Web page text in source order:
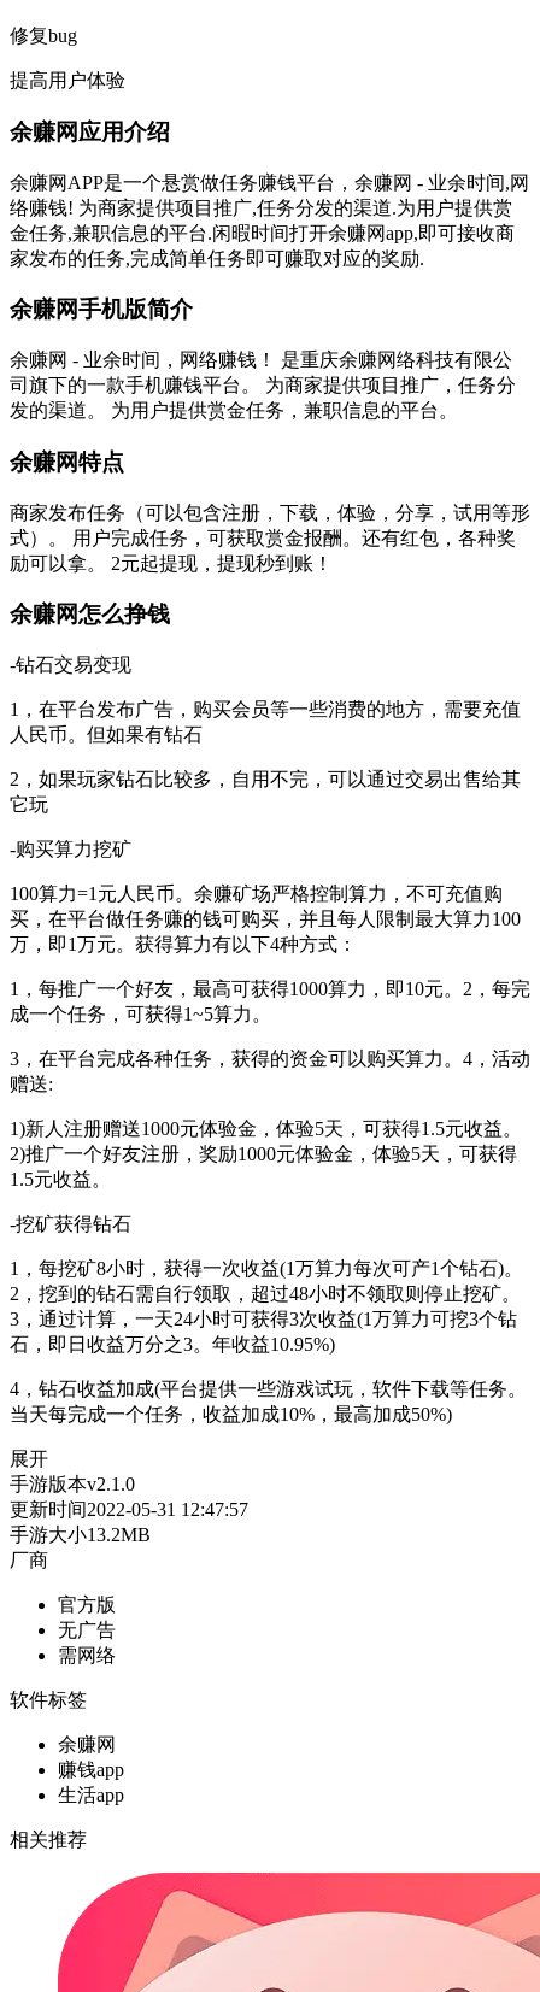
修复bug
提高用户体验
余赚网应用介绍
余赚网APP是一个悬赏做任务赚钱平台，余赚网 - 业余时间,网
络赚钱! 为商家提供项目推广,任务分发的渠道.为用户提供赏
金任务,兼职信息的平台.闲暇时间打开余赚网app,即可接收商
家发布的任务,完成简单任务即可赚取对应的奖励.
余赚网手机版简介
余赚网 - 业余时间，网络赚钱！ 是重庆余赚网络科技有限公
司旗下的一款手机赚钱平台。 为商家提供项目推广，任务分
发的渠道。 为用户提供赏金任务，兼职信息的平台。
余赚网特点
商家发布任务（可以包含注册，下载，体验，分享，试用等形
式）。 用户完成任务，可获取赏金报酬。还有红包，各种奖
励可以拿。 2元起提现，提现秒到账！
余赚网怎么挣钱
-钻石交易变现
1，在平台发布广告，购买会员等一些消费的地方，需要充值
人民币。但如果有钻石
2，如果玩家钻石比较多，自用不完，可以通过交易出售给其
它玩
-购买算力挖矿
100算力=1元人民币。余赚矿场严格控制算力，不可充值购
买，在平台做任务赚的钱可购买，并且每人限制最大算力100
万，即1万元。获得算力有以下4种方式：
1，每推广一个好友，最高可获得1000算力，即10元。2，每完
成一个任务，可获得1~5算力。
3，在平台完成各种任务，获得的资金可以购买算力。4，活动
赠送:
1)新人注册赠送1000元体验金，体验5天，可获得1.5元收益。
2)推广一个好友注册，奖励1000元体验金，体验5天，可获得
1.5元收益。
-挖矿获得钻石
1，每挖矿8小时，获得一次收益(1万算力每次可产1个钻石)。
2，挖到的钻石需自行领取，超过48小时不领取则停止挖矿。
3，通过计算，一天24小时可获得3次收益(1万算力可挖3个钻
石，即日收益万分之3。年收益10.95%)
4，钻石收益加成(平台提供一些游戏试玩，软件下载等任务。
当天每完成一个任务，收益加成10%，最高加成50%)
展开
手游版本v2.1.0
更新时间2022-05-31 12:47:57
手游大小13.2MB
厂商
官方版
无广告
需网络
软件标签
余赚网
赚钱app
生活app
相关推荐